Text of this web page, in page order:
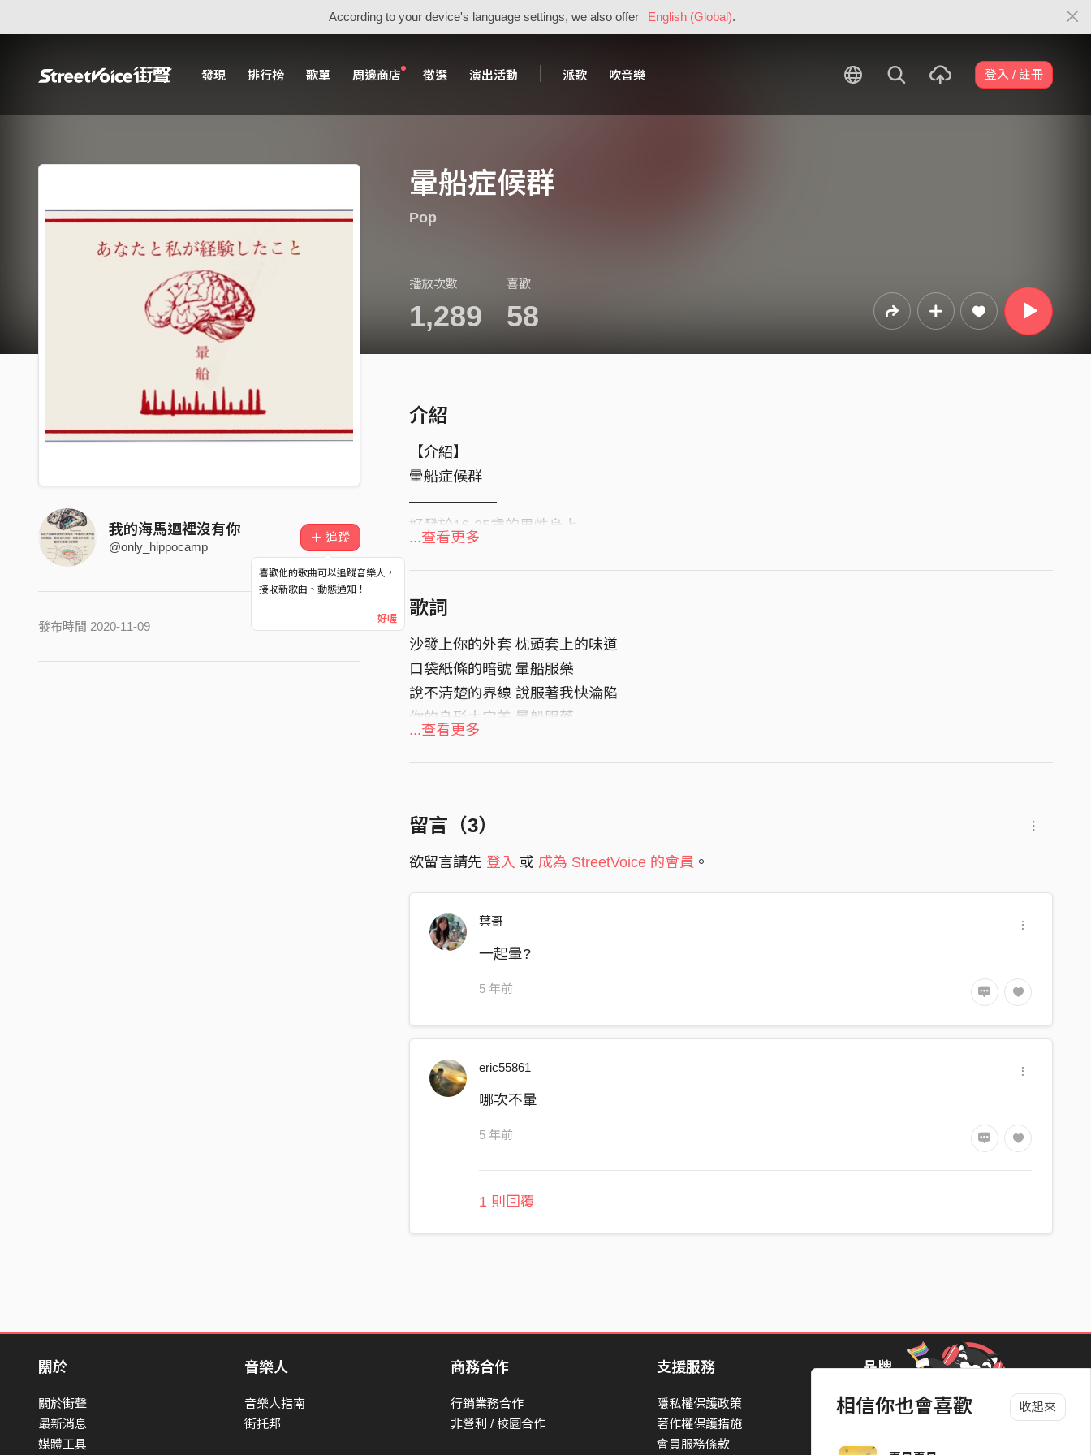
According to your device's language settings, we also offer English (Global).
發現 排行榜 歌單 周邊商店 徵選 演出活動 派歌 吹音樂 登入 / 註冊
相信你也會喜歡 收起來
暈船症候群
Pop
播放次數
1,289
喜歡
58
我的海馬迴裡沒有你
@only_hippocamp
＋ 追蹤
喜歡他的歌曲可以追蹤音樂人，
接收新歌曲、動態通知！
好喔
發布時間 2020-11-09
介紹
【介紹】
暈船症候群
——————
好發於16-25歲的男性身上
患者易受到「他喜歡我」幻覺之影響
在發病期間會做出許多不理性之舉動
如：幫女生買早餐、機車接送、照三餐問候
詞 Lyricist | 克里斯王、黃梓恩R.R
曲 Composer | 克里斯王、黃梓恩R.R
編曲 Arrangement | 黃梓恩
製作人Producer | 克里斯王、黃梓恩R.R
• VISUAL DESIGN
插畫 Illustration | 黃梓恩R.R
動畫製作 Animation | 誠徵動畫師
...查看更多
歌詞
沙發上你的外套 枕頭套上的味道
口袋紙條的暗號 暈船服藥
說不清楚的界線 說服著我快淪陷
你的身形太完美 暈船服藥
棉被裡相互的依偎 開始演變
我漸漸明白你要的不只是浪漫
you know what I mean
呼吸都致命 我快窒息 babe
心動只是看錯 心動只是看錯
暈船總會清醒 暈船總會清醒啊
Never been so dizzy 陷了進去要我如何獨自清醒
那些對話太煽情 暈到不行
...查看更多
留言（3）
欲留言請先 登入 或 成為 StreetVoice 的會員 。
葉哥
一起暈?
5 年前
eric55861
哪次不暈
5 年前
1 則回覆
關於
關於街聲
最新消息
媒體工具
音樂人
音樂人指南
街托邦
商務合作
行銷業務合作
非營利 / 校園合作
支援服務
隱私權保護政策
著作權保護措施
會員服務條款
品牌
StreetVoice Awards 街聲音樂獎
Blow 吹音樂